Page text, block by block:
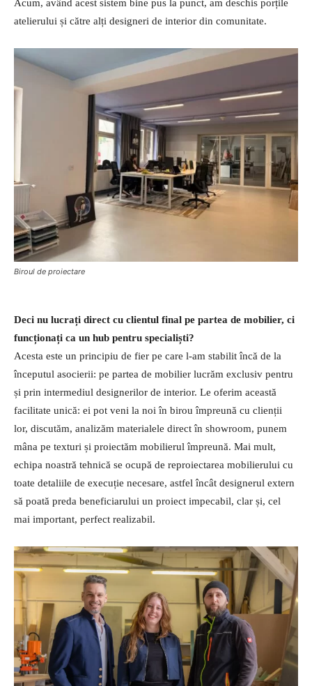
Acum, având acest sistem bine pus la punct, am deschis porțile
atelierului și către alți designeri de interior din comunitate.
Biroul de proiectare
Deci nu lucrați direct cu clientul final pe partea de mobilier, ci
funcționați ca un hub pentru specialiști?
Acesta este un principiu de fier pe care l-am stabilit încă de la
începutul asocierii: pe partea de mobilier lucrăm exclusiv pentru
și prin intermediul designerilor de interior. Le oferim această
facilitate unică: ei pot veni la noi în birou împreună cu clienții
lor, discutăm, analizăm materialele direct în showroom, punem
mâna pe texturi și proiectăm mobilierul împreună. Mai mult,
echipa noastră tehnică se ocupă de reproiectarea mobilierului cu
toate detaliile de execuție necesare, astfel încât designerul extern
să poată preda beneficiarului un proiect impecabil, clar și, cel
mai important, perfect realizabil.